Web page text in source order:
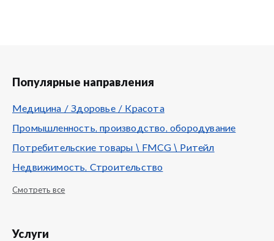
Популярные направления
Медицина / Здоровье / Красота
Промышленность, производство, обородувание
Потребительские товары \ FMCG \ Ритейл
Недвижимость, Строительство
Смотреть все
Услуги